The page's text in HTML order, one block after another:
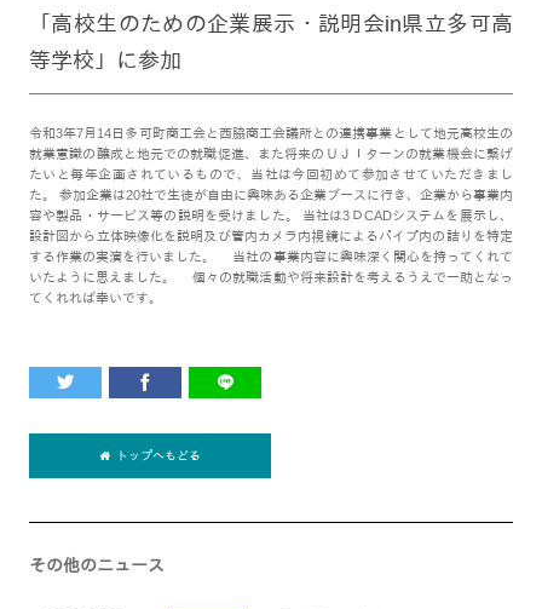
「高校生のための企業展示・説明会in県立多可高
等学校」に参加
令和3年7月14日多可町商工会と西脇商工会議所との連携事業として地元高校生の
就業意識の醸成と地元での就職促進、また将来のＵＪＩターンの就業機会に繋げ
たいと毎年企画されているもので、当社は今回初めて参加させていただきまし
た。 参加企業は20社で生徒が自由に興味ある企業ブースに行き、企業から事業内
容や製品・サービス等の説明を受けました。 当社は3ＤCADシステムを展示し、
設計図から立体映像化を説明及び管内カメラ内視鏡によるパイプ内の詰りを特定
する作業の実演を行いました。 当社の事業内容に興味深く関心を持ってくれて
いたように思えました。 個々の就職活動や将来設計を考えるうえで一助となっ
てくれれば幸いです。
トップへもどる
その他のニュース